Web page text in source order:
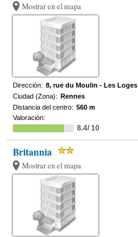
Mostrar en el mapa
Dirección: 8, rue du Moulin - Les Loges
Ciudad (Zona): Rennes
Distancia del centro: 560 m
Valoración:
8.4/ 10
Britannia
Mostrar en el mapa